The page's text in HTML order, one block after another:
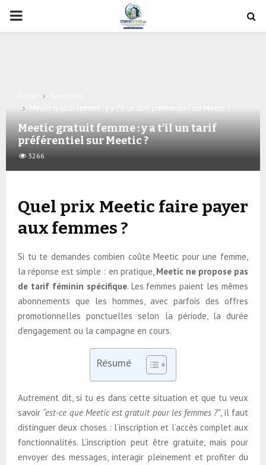
PRIMARY
Meetic gratuit femme : y a t’il un tarif préférentiel sur Meetic ?
Meetic gratuit femme : y a t’il un tarif
préférentiel sur Meetic ?
3266
Quel prix Meetic faire payer
aux femmes ?
Si tu te demandes combien coûte Meetic pour une femme,
la réponse est simple : en pratique, Meetic ne propose pas
de tarif féminin spécifique. Les femmes paient les mêmes
abonnements que les hommes, avec parfois des offres
promotionnelles ponctuelles selon la période, la durée
d’engagement ou la campagne en cours.
Résumé
Autrement dit, si tu es dans cette situation et que tu veux
savoir “est-ce que Meetic est gratuit pour les femmes ?”, il faut
distinguer deux choses : l’inscription et l’accès complet aux
fonctionnalités. L’inscription peut être gratuite, mais pour
envoyer des messages, interagir pleinement et profiter du